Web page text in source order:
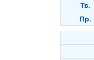
Тв.
Пр.